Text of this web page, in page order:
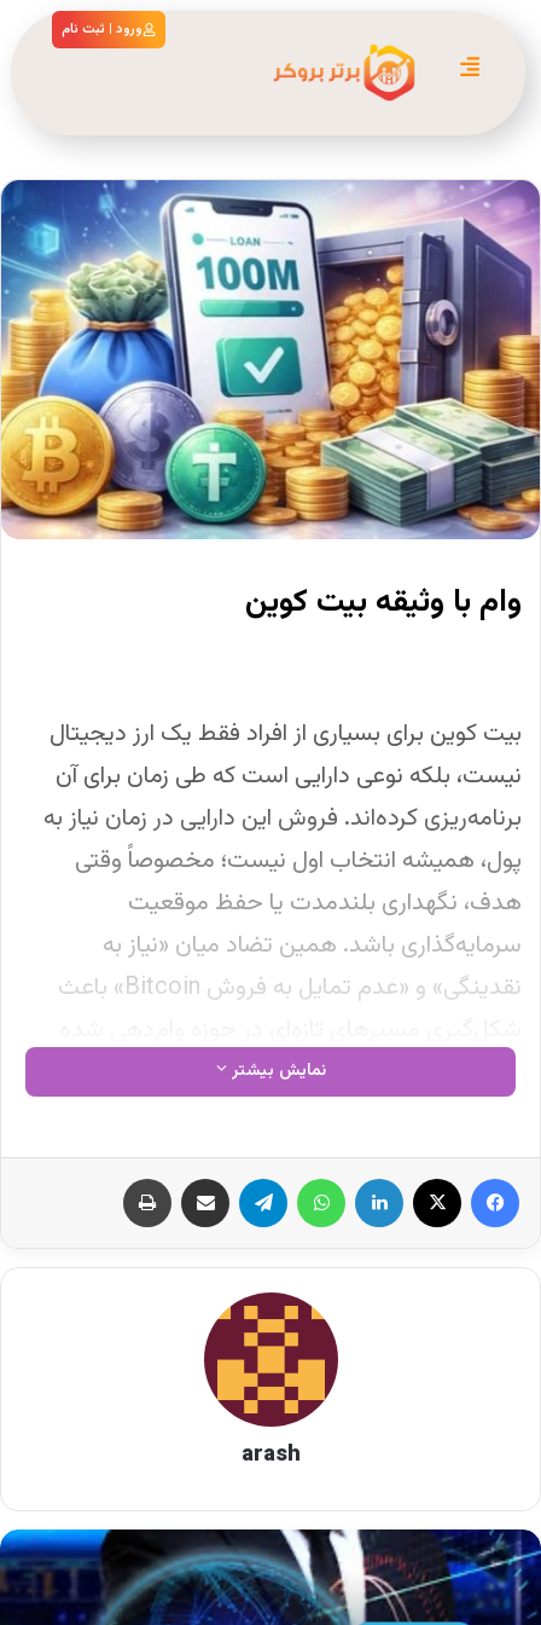
ورود | ثبت نام
وام با وثیقه بیت کوین
بیت کوین برای بسیاری از افراد فقط یک ارز دیجیتال
نیست، بلکه نوعی دارایی است که طی زمان برای آن
برنامه‌ریزی کرده‌اند. فروش این دارایی در زمان نیاز به
پول، همیشه انتخاب اول نیست؛ مخصوصاً وقتی
هدف، نگهداری بلندمدت یا حفظ موقعیت
سرمایه‌گذاری باشد. همین تضاد میان «نیاز به
نقدینگی» و «عدم تمایل به فروش Bitcoin» باعث
است. وام با وثیقه بیت کوین دقیقاً از همین نقطه آغاز
خود استفاده کنید، بدون اینکه مالکیت آن را از دست
بدهید. برای کسب اطلاعات بیشتر در رابطه تا آخر این
نمایش بیشتر
arash